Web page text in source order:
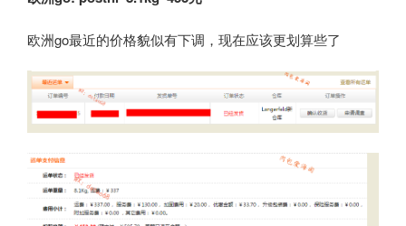
欧洲go最近的价格貌似有下调，现在应该更划算些了